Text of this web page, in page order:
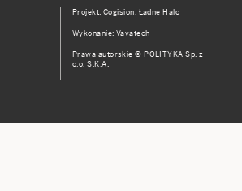
Projekt:Cogision, Ładne Halo
Wykonanie: Vavatech
Prawa autorskie © POLITYKA Sp. z
o.o. S.K.A.